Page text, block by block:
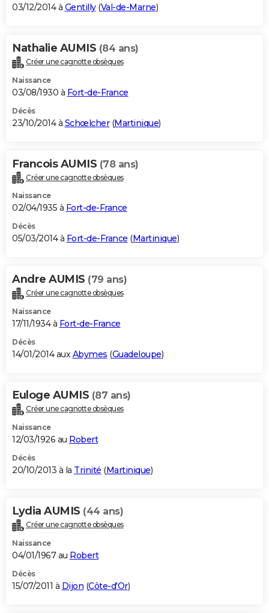
03/12/2014 à Gentilly(Val-de-Marne)
Nathalie AUMIS (84 ans)
Créer une cagnotte obsèques
Naissance
03/08/1930 à Fort-de-France
Décès
23/10/2014 à Schœlcher(Martinique)
Francois AUMIS (78 ans)
Créer une cagnotte obsèques
Naissance
02/04/1935 à Fort-de-France
Décès
05/03/2014 à Fort-de-France (Martinique)
Andre AUMIS (79 ans)
Créer une cagnotte obsèques
Naissance
17/11/1934 à Fort-de-France
Décès
14/01/2014 auxAbymes (Guadeloupe)
Euloge AUMIS (87 ans)
Créer une cagnotte obsèques
Naissance
12/03/1926 au Robert
Décès
20/10/2013 à la Trinité (Martinique)
Lydia AUMIS (44 ans)
Créer une cagnotte obsèques
Naissance
04/01/1967 au Robert
Décès
15/07/2011 à Dijon (Côte-d'Or)